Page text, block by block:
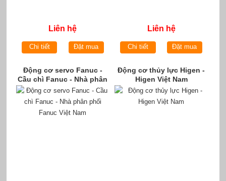
Liên hệ
Chi tiết Đặt mua
Liên hệ
Chi tiết Đặt mua
Động cơ servo Fanuc -
Cầu chì Fanuc - Nhà phân
phối Fanuc Việt Nam
Động cơ thủy lực Higen -
Higen Việt Nam